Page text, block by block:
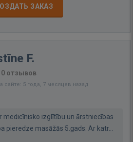
ЗАКАЗ
F.
0 отзывов
сайте: 5 года, 7 месяцев назад
medicīnisko izglītību un ārstniecības
pieredze masāžās 5.gads. Ar katr...